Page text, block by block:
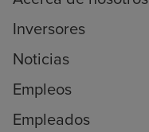
Inversores
Noticias
Empleos
Empleados